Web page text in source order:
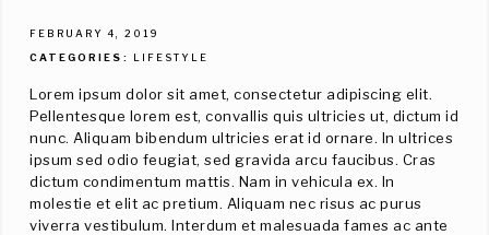
FEBRUARY 4, 2019
CATEGORIES
LIFESTYLE
Lorem ipsum dolor sit amet, consectetur adipiscing elit.
Pellentesque lorem est, convallis quis ultricies ut, dictum id
nunc. Aliquam bibendum ultricies erat id ornare. In ultrices
ipsum sed odio feugiat, sed gravida arcu faucibus. Cras
dictum condimentum mattis. Nam in vehicula ex. In
molestie et elit ac pretium. Aliquam nec risus ac purus
viverra vestibulum. Interdum et malesuada fames ac ante